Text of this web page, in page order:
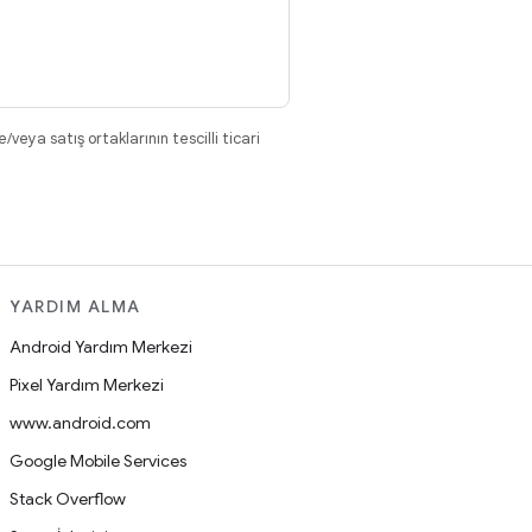
veya satış ortaklarının tescilli ticari
YARDIM ALMA
Android Yardım Merkezi
Pixel Yardım Merkezi
www.android.com
Google Mobile Services
Stack Overflow